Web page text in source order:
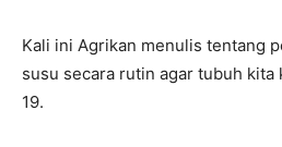
Kali ini Agrikan menulis tentang
susu secara rutin agar tubuh kita
19.